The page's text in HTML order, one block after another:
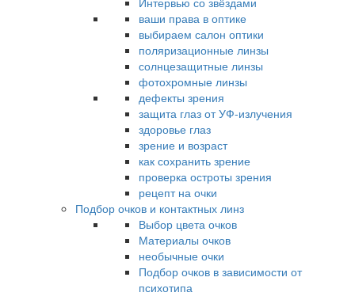
ваши права в оптике
выбираем салон оптики
поляризационные линзы
солнцезащитные линзы
фотохромные линзы
дефекты зрения
защита глаз от УФ-излучения
здоровье глаз
зрение и возраст
как сохранить зрение
проверка остроты зрения
рецепт на очки
Подбор очков и контактных линз
Выбор цвета очков
Материалы очков
необычные очки
Подбор очков в зависимости от
психотипа